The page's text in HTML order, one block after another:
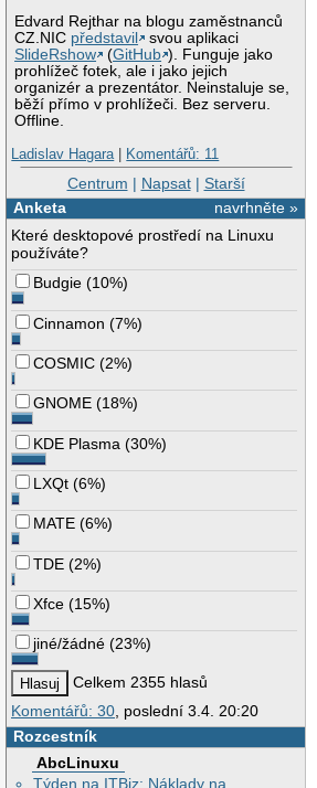
Edvard Rejthar na blogu zaměstnanců
CZ.NIC představil
svou aplikaci
SlideRshow
(GitHub ). Funguje jako
prohlížeč fotek, ale i jako jejich
organizér a prezentátor. Neinstaluje se,
běží přímo v prohlížeči. Bez serveru.
Offline.
Ladislav Hagara| Komentářů: 11
Centrum | Napsat| Starší
navrhněte »
Anketa
Které desktopové prostředí na Linuxu
používáte?
Budgie (10%)
Cinnamon (7%)
COSMIC (2%)
GNOME (18%)
KDE Plasma (30%)
LXQt (6%)
MATE (6%)
TDE (2%)
Xfce (15%)
jiné/žádné (23%)
Celkem 2355 hlasů
Komentářů: 30 , poslední 3.4. 20:20
Rozcestník
AbcLinuxu
Týden na ITBiz: Náklady na